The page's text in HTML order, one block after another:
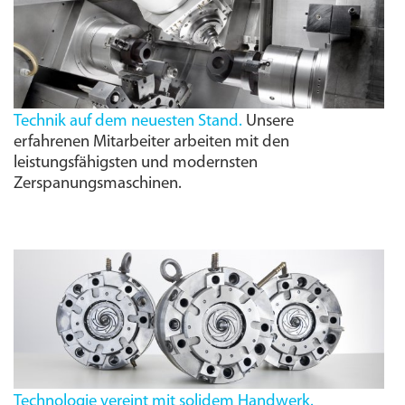
Technik auf dem neuesten Stand. Unsere
erfahrenen Mitarbeiter arbeiten mit den
leistungs­fähigsten und modernsten
Zerspanungs­maschinen.